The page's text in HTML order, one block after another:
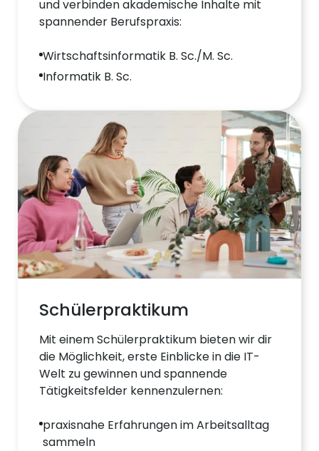
und verbinden akademische Inhalte mit
spannender Berufspraxis:
Wirtschaftsinformatik B. Sc./M. Sc.
Informatik B. Sc.
Schülerpraktikum
Mit einem Schülerpraktikum bieten wir dir
die Möglichkeit, erste Einblicke in die IT-
Welt zu gewinnen und spannende
Tätigkeitsfelder kennenzulernen:
praxisnahe Erfahrungen im Arbeitsalltag
sammeln